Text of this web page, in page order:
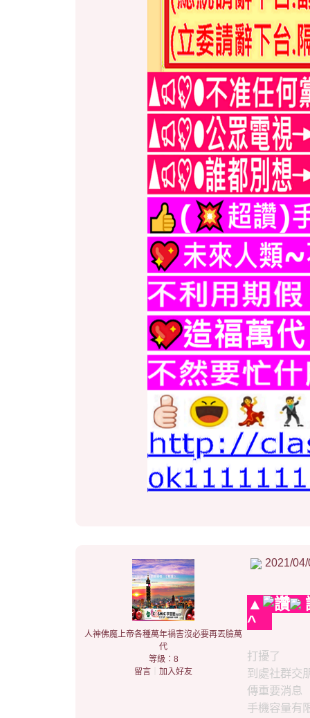
人神佛魔上帝各種萬年禍害沒必要再丟臉萬
代
等級：8
留言
加入好友
2021/
▲
^
打擾了
到處社群交
傳重要消息
手機容量有